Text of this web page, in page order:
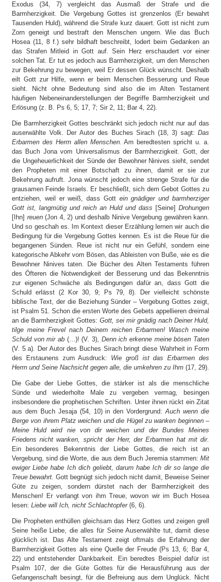
Exodus (34, 7) vergleicht das Ausmaß der Strafe und die
Barmherzigkeit. Die Vergebung Gottes ist grenzenlos (Er bewahrt
Tausenden Huld), während die Strafe kurz dauert. Gott ist nicht zum
Zorn geneigt und bestraft den Menschen ungern. Wie das Buch
Hosea (11, 8 f.) sehr bildhaft beschreibt, lodert beim Gedanken an
das Strafen Mitleid in Gott auf. Sein Herz erschaudert vor einer
solchen Tat. Er tut es jedoch aus Barmherzigkeit, um den Menschen
zur Bekehrung zu bewegen, weil Er dessen Glück wünscht. Deshalb
eilt Gott zur Hilfe, wenn er beim Menschen Besserung und Reue
sieht. Nicht ohne Bedeutung sind also die im Alten Testament
häufigen Nebeneinanderstellungen der Begriffe Barmherzigkeit und
Erlösung (z. B. Ps 6, 5; 17, 7; Sir 2, 11; Bar 4, 22).
Die Barmherzigkeit Gottes beschränkt sich jedoch nicht nur auf das
auserwählte Volk. Der Autor des Buches Sirach (18, 3) sagt: Das
Erbarmen des Herrn allen Menschen. Am beredtesten spricht u. a.
das Buch Jona vom Universalismus der Barmherzigkeit. Gott, der
die Ungeheuerlichkeit der Sünde der Bewohner Ninives sieht, sendet
den Propheten mit einer Botschaft zu ihnen, damit er sie zur
Bekehrung aufruft. Jona wünscht jedoch eine strenge Strafe für die
grausamen Feinde Israels. Er beschließt, sich dem Gebot Gottes zu
entziehen, weil er weiß, dass Gott ein gnädiger und barmherziger
Gott ist, langmütig und reich an Huld und dass [Seine] Drohungen
[Ihn] reuen(Jon 4, 2) und deshalb Ninive Vergebung gewähren kann.
Und so geschah es. Im Kontext dieser Erzählung lernen wir auch die
Bedingung für die Vergebung Gottes kennen. Es ist die Reue für die
begangenen Sünden. Reue ist nicht nur ein Gefühl, sondern eine
kategorische Abkehr vom Bösen, das Ableisten von Buße, wie es die
Bewohner Ninives taten. Die Bücher des Alten Testaments führen
des Öfteren die Notwendigkeit der Besserung und das Bekenntnis
zur eigenen Schwäche als Bedingungen dafür an, dass Gott die
Schuld erlässt (2 Kor 30, 9; Ps 79, 8). Der vielleicht schönste
biblische Text, der die Beziehung Sünder – Vergebung Gottes zeigt,
ist Psalm 51. Schon die ersten Worte des Gebets appellieren dreimal
an die Barmherzigkeit Gottes: Gott, sei mir gnädig nach Deiner Huld,
tilge meine Frevel nach Deinem reichen Erbarmen! Wasch meine
Schuld von mir ab (…)! (V. 3), Denn ich erkenne meine bösen Taten
(V. 5 a). Der Autor des Buches Sirach bringt diese Wahrheit in Form
des Erstaunens zum Ausdruck: Wie groß ist das Erbarmen des
Herrn und Seine Nachsicht gegen alle, die umkehren zu Ihm (17, 29).
Die Gabe der Liebe Gottes, die stärker ist als die menschliche
Sünde und wiederholte Male zu vergeben vermag, besingen
insbesondere die prophetischen Schriften. Unter ihnen rückt ein Zitat
aus dem Buch Jesaja (54, 10) in den Vordergrund:Auch wenn die
Berge von ihrem Platz weichen und die Hügel zu wanken beginnen –
Meine Huld wird nie von dir weichen und der Bundes Meines
Friedens nicht wanken, spricht der Herr, der Erbarmen hat mit dir.
Ein besonderes Bekenntnis der Liebe Gottes, die reich ist an
Vergebung, sind die Worte, die aus dem Buch Jeremia stammen: Mit
ewiger Liebe habe Ich dich geliebt, darum habe Ich dir so lange die
Treue bewahrt. Gott begnügt sich jedoch nicht damit, Beweise Seiner
Güte zu zeigen, sondern dürstet nach der Barmherzigkeit des
Menschen! Er verlangt von ihm Treue, wovon wir im Buch Hosea
lesen: Liebe will Ich, nicht Schlachtopfer(6, 6).
Die Propheten enthüllen gleichsam das Herz Gottes und zeigen grell
Seine heiße Liebe, die alles für Seine Auserwählte tut, damit diese
glücklich ist. Das Alte Testament zeigt oftmals die Erfahrung der
Barmherzigkeit Gottes als eine Quelle der Freude (Ps 13, 6; Bar 4,
22) und entstehender Dankbarkeit. Ein beredtes Beispiel dafür ist
Psalm 107, der die Güte Gottes für die Herausführung aus der
Gefangenschaft besingt, für die Befreiung aus dem Unglück. Nicht